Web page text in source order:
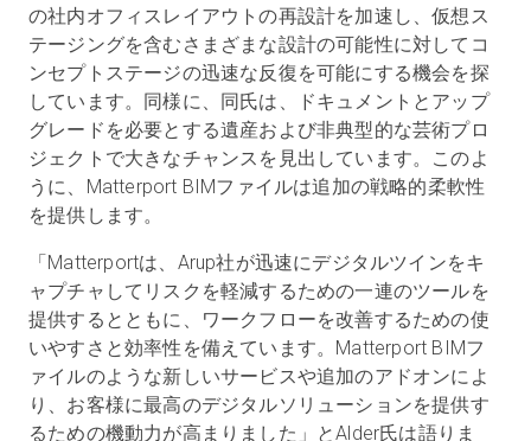
の社内オフィスレイアウトの再設計を加速し、仮想ス
テージングを含むさまざまな設計の可能性に対してコ
ンセプトステージの迅速な反復を可能にする機会を探
しています。同様に、同氏は、ドキュメントとアップ
グレードを必要とする遺産および非典型的な芸術プロ
ジェクトで大きなチャンスを見出しています。このよ
うに、Matterport BIMファイルは追加の戦略的柔軟性
を提供します。
「Matterportは、Arup社が迅速にデジタルツインをキ
ャプチャしてリスクを軽減するための一連のツールを
提供するとともに、ワークフローを改善するための使
いやすさと効率性を備えています。Matterport BIMフ
ァイルのような新しいサービスや追加のアドオンによ
り、お客様に最高のデジタルソリューションを提供す
るための機動力が高まりました」とAlder氏は語りま